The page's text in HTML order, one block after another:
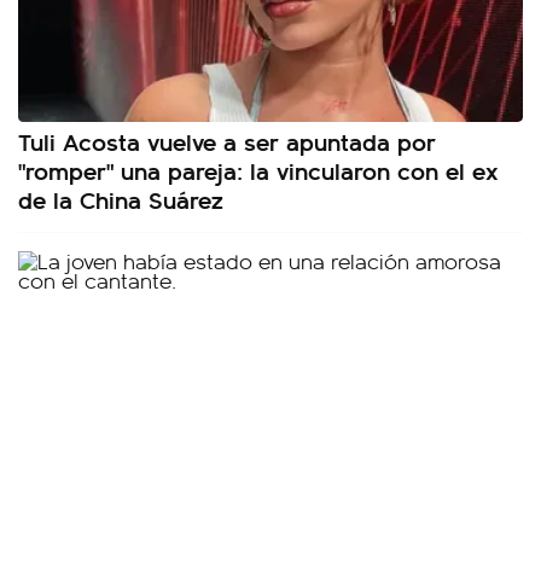
Tuli Acosta vuelve a ser apuntada por
"romper" una pareja: la vincularon con el ex
de la China Suárez